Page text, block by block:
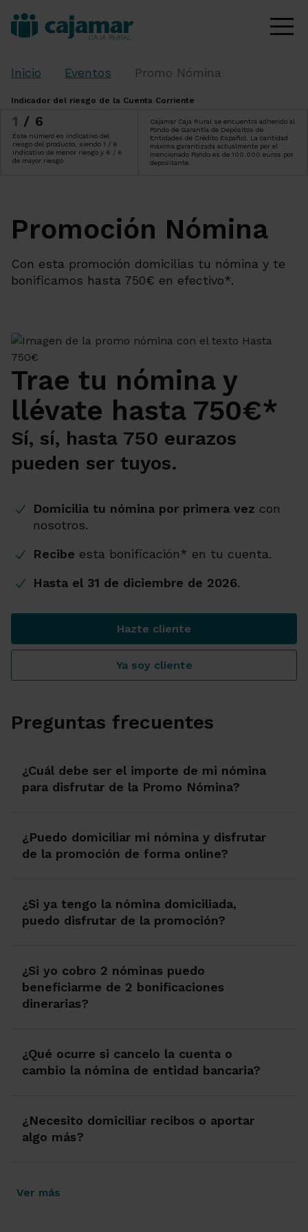
Inicio Eventos Promo Nómina
Indicador del riesgo de la Cuenta Corriente
1 /6
Este número es indicativo del
riesgo del producto, siendo 1 / 6
indicativo de menor riesgo y 6 / 6
de mayor riesgo.
Cajamar Caja Rural se encuentra adherido al
Fondo de Garantía de Depósitos de
Entidades de Crédito Español. La cantidad
máxima garantizada actualmente por el
mencionado Fondo es de 100.000 euros por
depositante.
Promoción Nómina
Con esta promoción domicilias tu nómina y te
bonificamos hasta 750€ en efectivo*.
Trae tu nómina y
llévate hasta 750€*
Sí, sí, hasta 750 eurazos
pueden ser tuyos.
Domicilia tu nómina por primera vez con
nosotros.
Recibe esta bonificación* en tu cuenta.
Hasta el 31 de diciembre de 2026.
Hazte clienteTrae tu nómina y llévate
Ya soy clienteTrae tu nómina y llévate
Preguntas frecuentes
¿Cuál debe ser el importe de mi nómina
para disfrutar de la Promo Nómina?
¿Puedo domiciliar mi nómina y disfrutar
de la promoción de forma online?
¿Si ya tengo la nómina domiciliada,
puedo disfrutar de la promoción?
¿Si yo cobro 2 nóminas puedo
beneficiarme de 2 bonificaciones
dinerarias?
¿Qué ocurre si cancelo la cuenta o
cambio la nómina de entidad bancaria?
¿Necesito domiciliar recibos o aportar
algo más?
Ver más